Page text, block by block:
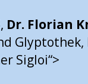
Dr. Florian
Glyptothek,
Sigloi“>